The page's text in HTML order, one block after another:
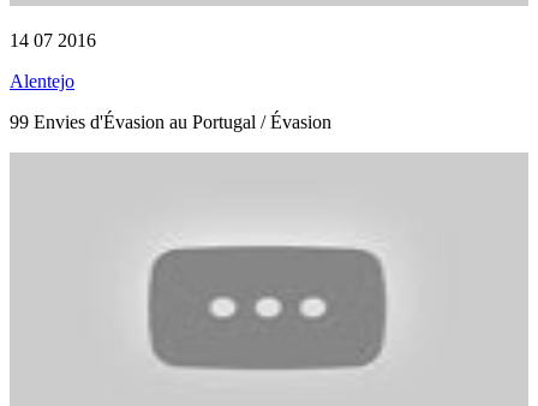
14 07 2016
Alentejo
99 Envies d'Évasion au Portugal / Évasion